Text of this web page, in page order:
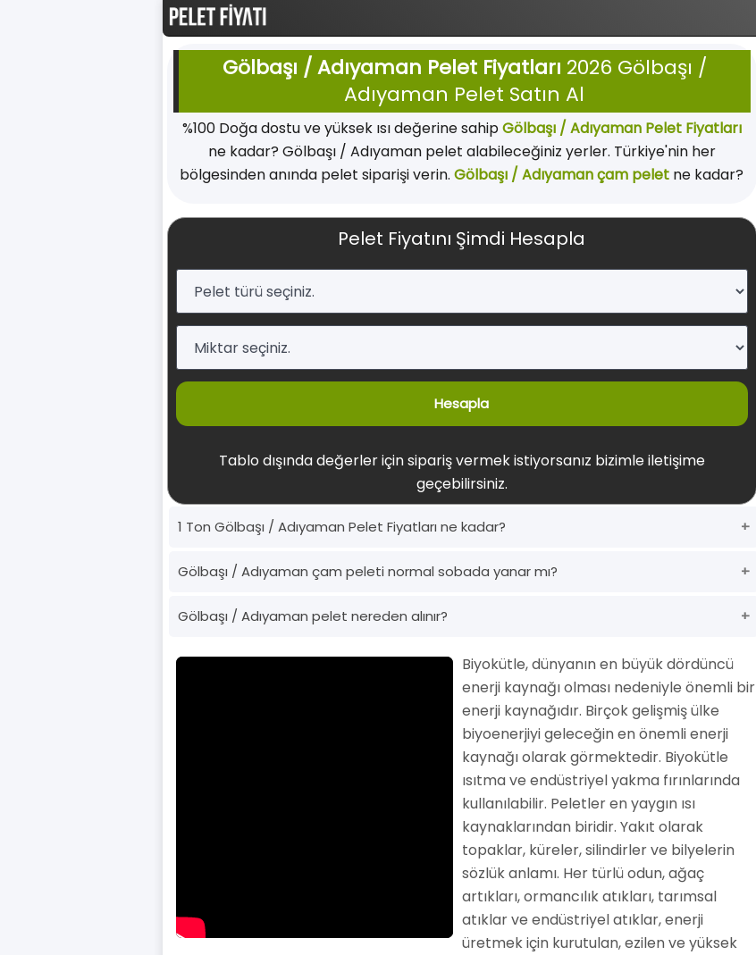
Gölbaşı / Adıyaman Pelet Fiyatları 2026 Gölbaşı /
Adıyaman Pelet Satın Al
%100 Doğa dostu ve yüksek ısı değerine sahipGölbaşı / Adıyaman Pelet Fiyatları
ne kadar? Gölbaşı / Adıyaman pelet alabileceğiniz yerler. Türkiye'nin her
bölgesinden anında pelet siparişi verin.Gölbaşı / Adıyaman çam pelet ne kadar?
Pelet Fiyatını Şimdi Hesapla
Hesapla
Tablo dışında değerler için sipariş vermek istiyorsanız bizimle iletişime
geçebilirsiniz.
1 Ton Gölbaşı / Adıyaman Pelet Fiyatları ne kadar?
Gölbaşı / Adıyaman çam peleti normal sobada yanar mı?
Gölbaşı / Adıyaman pelet nereden alınır?
Biyokütle, dünyanın en büyük dördüncü
enerji kaynağı olması nedeniyle önemli bir
enerji kaynağıdır. Birçok gelişmiş ülke
biyoenerjiyi geleceğin en önemli enerji
kaynağı olarak görmektedir. Biyokütle
ısıtma ve endüstriyel yakma fırınlarında
kullanılabilir. Peletler en yaygın ısı
kaynaklarından biridir. Yakıt olarak
topaklar, küreler, silindirler ve bilyelerin
sözlük anlamı. Her türlü odun, ağaç
artıkları, ormancılık atıkları, tarımsal
atıklar ve endüstriyel atıklar, enerji
üretmek için kurutulan, ezilen ve yüksek